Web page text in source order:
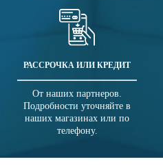
РАССРОЧКА ИЛИ КРЕДИТ
От наших партнеров.
Подробности уточняйте в
наших магазинах или по
телефону.